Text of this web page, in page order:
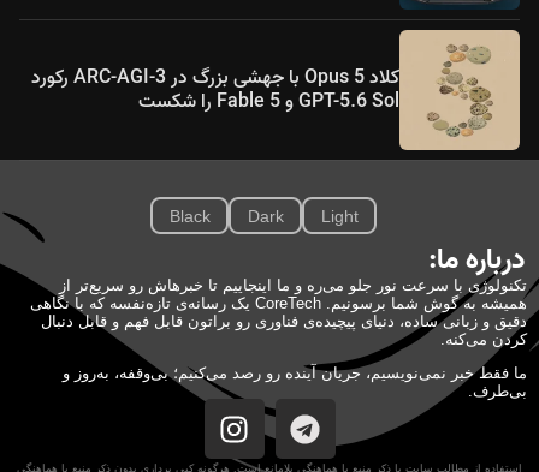
کلاد Opus 5 با جهشی بزرگ در ARC-AGI-3 رکورد
GPT-5.6 Sol و Fable 5 را شکست
Light
Dark
Black
درباره ما:
تکنولوژی با سرعت نور جلو می‌ره و ما اینجاییم تا خبرهاش رو سریع‌تر از
همیشه به گوش شما برسونیم. CoreTech یک رسانه‌ی تازه‌نفسه که با نگاهی
دقیق و زبانی ساده، دنیای پیچیده‌ی فناوری رو براتون قابل فهم و قابل دنبال
کردن می‌کنه.
ما فقط خبر نمی‌نویسیم، جریان آینده رو رصد می‌کنیم؛ بی‌وقفه، به‌روز و
بی‌طرف.
استفاده از مطالب سایت با ذکر منبع یا هماهنگی بلامانع است. هرگونه کپی برداری بدون ذکر منبع یا هماهنگی